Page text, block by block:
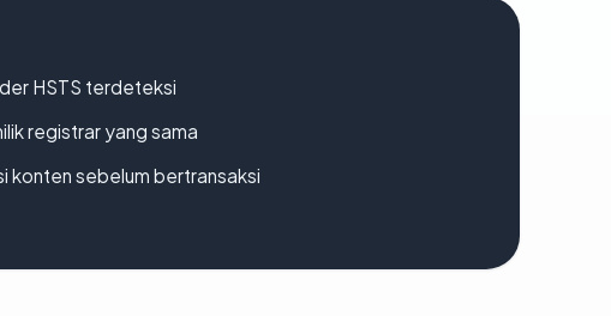
HSTS terdeteksi
registrar yang sama
konten sebelum bertransaksi